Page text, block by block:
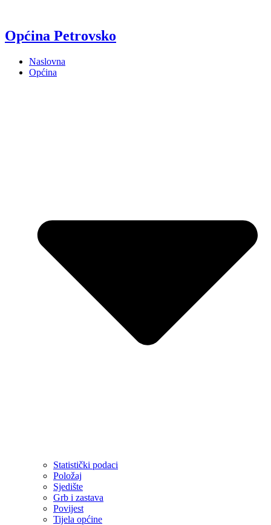
Općina Petrovsko
Naslovna
Općina
Statistički podaci
Položaj
Sjedište
Grb i zastava
Povijest
Tijela općine